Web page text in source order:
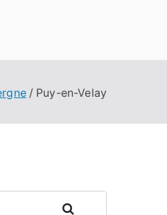
Puy-en-Velay
Rechercher